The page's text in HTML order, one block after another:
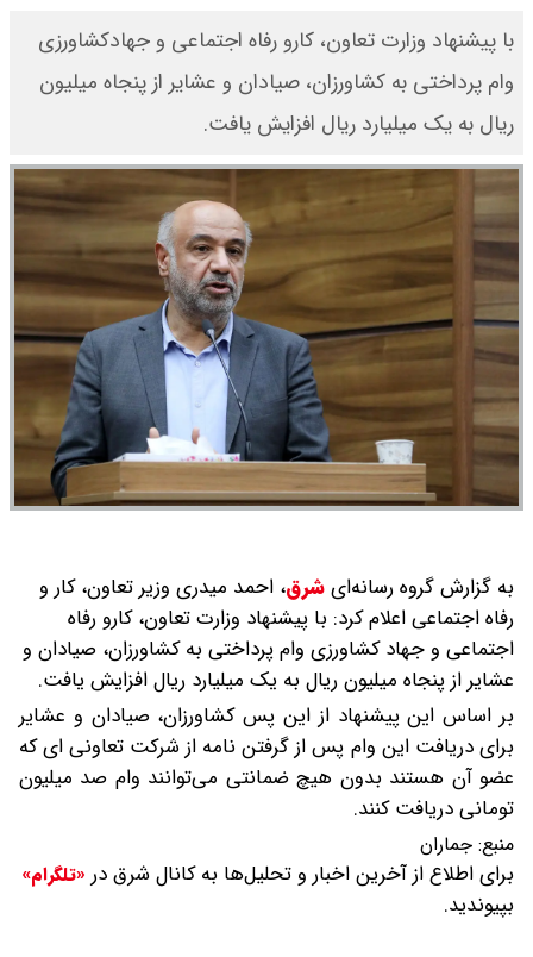
با پیشنهاد وزارت تعاون، کارو رفاه اجتماعی و جهادکشاورزی
وام پرداختی به کشاورزان، صیادان و عشایر از پنجاه میلیون
ریال به یک میلیارد ریال افزایش‌ یافت.
به گزارش گروه رسانه‌ایشرق، احمد میدری وزیر تعاون، کار و
رفاه اجتماعی اعلام کرد: با پیشنهاد وزارت تعاون، کارو رفاه
اجتماعی و جهاد کشاورزی وام پرداختی به کشاورزان، صیادان و
عشایر از پنجاه میلیون ریال به یک میلیارد ریال افزایش‌ یافت.
بر اساس این پیشنهاد از این پس کشاورزان، صیادان و عشایر
برای دریافت این وام پس از گرفتن نامه از شرکت تعاونی ای که
عضو آن هستند بدون هیچ ضمانتی می‌توانند وام صد میلیون
تومانی دریافت کنند.
منبع: جماران
برای اطلاع از آخرین اخبار و تحلیل‌ها به کانال شرق در «تلگرام»
بپیوندید.